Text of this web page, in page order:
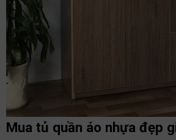
Mua tủ quần áo nhựa đẹp